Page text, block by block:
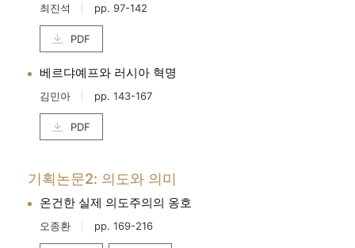
최진석
pp. 97-142
PDF
베르댜예프와 러시아 혁명
김민아 pp. 143-167
PDF
기획논문2: 의도와 의미
온건한 실제 의도주의의 옹호
오종환 pp. 169-216